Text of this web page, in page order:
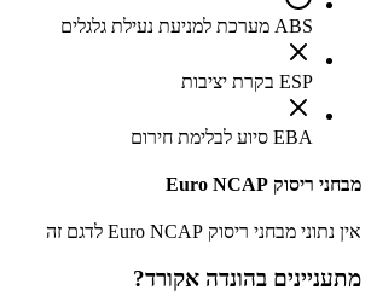
ABS מערכת למניעת נעילת גלגלים
ESP בקרת יציבות
EBA סיוע לבלימת חירום
מבחני ריסוק Euro NCAP
אין נתוני מבחני ריסוק Euro NCAP לדגם זה
מתעניינים בהונדה אקורד?